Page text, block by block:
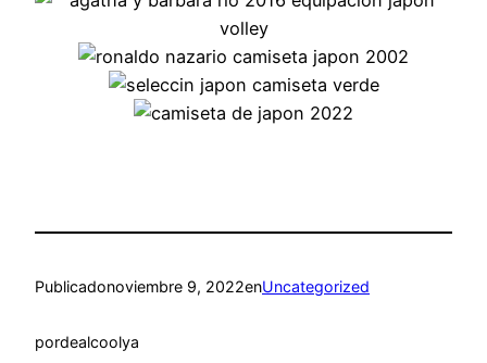
Publicadonoviembre 9, 2022enUncategorized
pordealcoolya